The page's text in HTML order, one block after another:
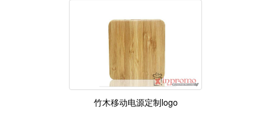
竹木移动电源定制logo